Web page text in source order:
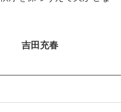
吉田充春